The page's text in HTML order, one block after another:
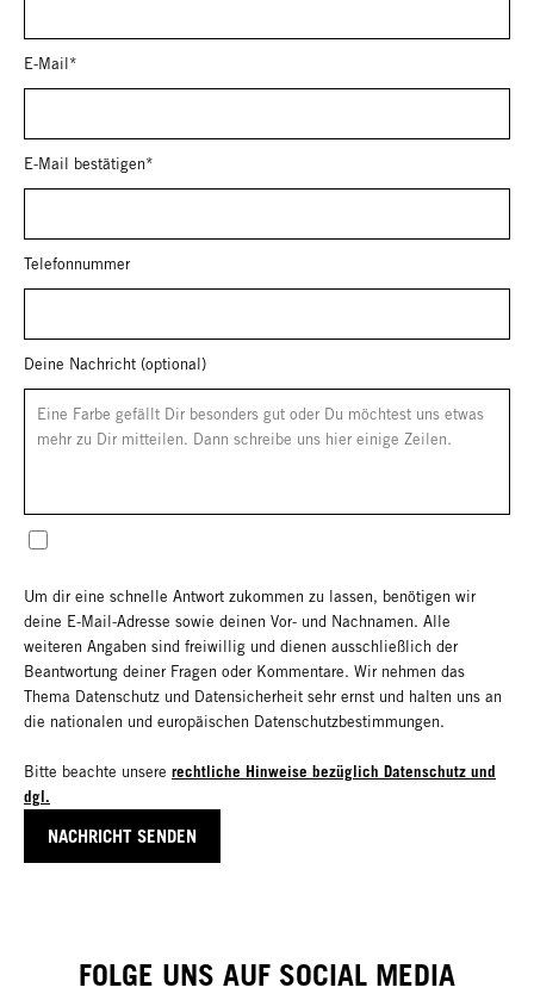
E-Mail*
E-Mail bestätigen*
Telefonnummer
Deine Nachricht (optional)
Um dir eine schnelle Antwort zukommen zu lassen, benötigen wir
deine E-Mail-Adresse sowie deinen Vor- und Nachnamen. Alle
weiteren Angaben sind freiwillig und dienen ausschließlich der
Beantwortung deiner Fragen oder Kommentare. Wir nehmen das
Thema Datenschutz und Datensicherheit sehr ernst und halten uns an
die nationalen und europäischen Datenschutzbestimmungen.
Bitte beachte unsere rechtliche Hinweise bezüglich Datenschutz und
dgl.
NACHRICHT SENDEN
FOLGE UNS AUF SOCIAL MEDIA